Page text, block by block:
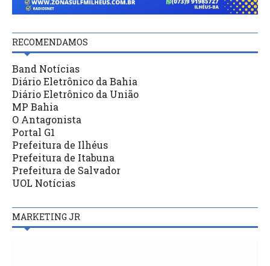
RECOMENDAMOS
Band Notícias
Diário Eletrônico da Bahia
Diário Eletrônico da União
MP Bahia
O Antagonista
Portal G1
Prefeitura de Ilhéus
Prefeitura de Itabuna
Prefeitura de Salvador
UOL Notícias
MARKETING JR